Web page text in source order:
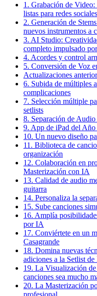
1. Grabación de
listas para redes
2. Generación de
nuevos instrumentos a
3. AI Studio:
completo impulsado
4. Acordes y control
5. Conversión de Voz
Actualizaciones
6. Subida de múltiples
complicaciones
7. Selección múltiple
setlists
8. Separación de
9. App de iPad del
10. Un nuevo diseño
11. Biblioteca de
organización
12. Colaboración en
Masterización con IA
13. Calidad de audio
guitarra
14. Personaliza la
15. Sube canciones
16. Amplía
por IA
17. Conviértete en un
Casagrande
18. Domina nuevas
adiciones a la Setlist
19. La Visualización
canciones sea mucho
20. La Masterización